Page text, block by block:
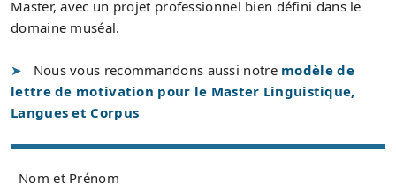
Master, avec un projet professionnel bien défini dans le
domaine muséal.
Nous vous recommandons aussi notre modèle de
lettre de motivation pour le Master Linguistique,
Langues et Corpus
Nom et Prénom